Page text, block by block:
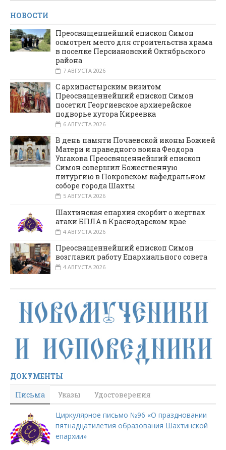
НОВОСТИ
Преосвященнейший епископ Симон
осмотрел место для строительства храма
в поселке Персиановский Октябрьского
района
7 АВГУСТА 2026
С архипастырским визитом
Преосвященнейший епископ Симон
посетил Георгиевское архиерейское
подворье хутора Киреевка
6 АВГУСТА 2026
В день памяти Почаевской иконы Божией
Матери и праведного воина Феодора
Ушакова Преосвященнейший епископ
Симон совершил Божественную
литургию в Покровском кафедральном
соборе города Шахты
5 АВГУСТА 2026
Шахтинская епархия скорбит о жертвах
атаки БПЛА в Краснодарском крае
4 АВГУСТА 2026
Преосвященнейший епископ Симон
возглавил работу Епархиального совета
4 АВГУСТА 2026
ДОКУМЕНТЫ
Письма
Указы Удостоверения
Циркулярное письмо №96 «О праздновании
пятнадцатилетия образования Шахтинской
епархии»